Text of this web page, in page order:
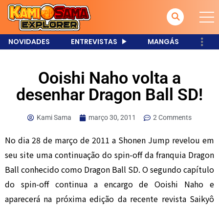
NOVIDADES ENTREVISTAS MANGÁS
Ooishi Naho volta a
desenhar Dragon Ball SD!
Kami Sama março 30, 2011 2 Comments
No dia 28 de março de 2011 a Shonen Jump revelou em
seu site uma continuação do spin-off da franquia Dragon
Ball conhecido como Dragon Ball SD. O segundo capítulo
do spin-off continua a encargo de Ooishi Naho e
aparecerá na próxima edição da recente revista Saikyô